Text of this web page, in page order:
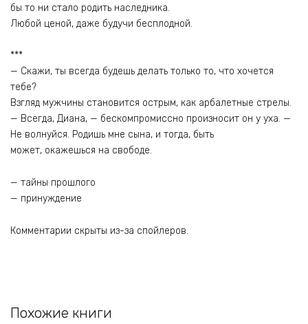
бы то ни стало родить наследника.
Любой ценой, даже будучи бесплодной.
***
— Скажи, ты всегда будешь делать только то, что хочется
тебе?
Взгляд мужчины становится острым, как арбалетные стрелы.
— Всегда, Диана, — бескомпромиссно произносит он у уха. —
Не волнуйся. Родишь мне сына, и тогда, быть
может, окажешься на свободе.
— тайны прошлого
— принуждение
Комментарии скрыты из-за спойлеров.
Похожие книги